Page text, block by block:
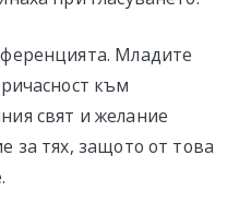
Младите
към
свят и желание
за тях, защото от това